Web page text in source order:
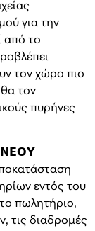
για την
από το
τον χώρο πιο
θα τον
πυρήνες
𝝢𝝚𝝤𝝪
εντός του
πωλητήριο,
τις διαδρομές